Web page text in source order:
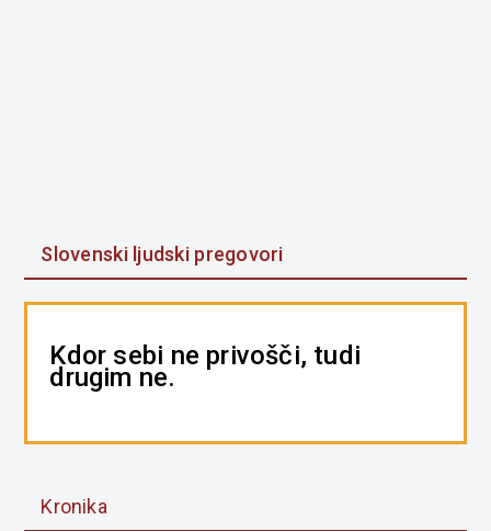
Slovenski ljudski pregovori
Kdor sebi ne privošči, tudi
drugim ne.
Kronika